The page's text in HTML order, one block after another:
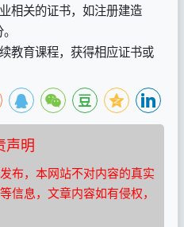
相关的证书，如注册建造
教育课程，获得相应证书或
声明
布，本网站不对内容的真实
信息，文章内容如有侵权，